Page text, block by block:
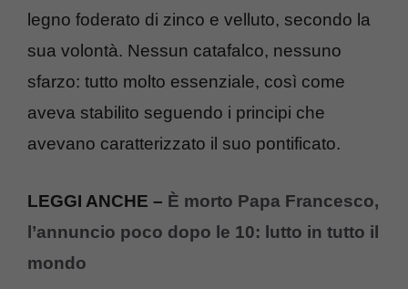
legno foderato di zinco e velluto, secondo la
sua volontà. Nessun catafalco, nessuno
sfarzo: tutto molto essenziale, così come
aveva stabilito seguendo i principi che
avevano caratterizzato il suo pontificato.
LEGGI ANCHE – È morto Papa Francesco,
l’annuncio poco dopo le 10: lutto in tutto il
mondo